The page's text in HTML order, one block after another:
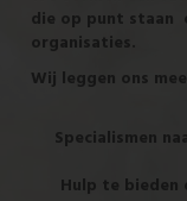
die op punt staan
organisaties.
Wij leggen ons
Specialismen
Hulp te